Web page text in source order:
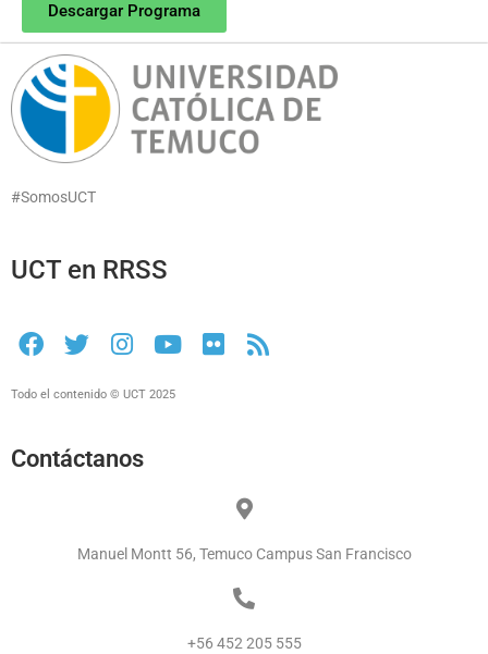
Descargar Programa
#SomosUCT
UCT en RRSS
Todo el contenido © UCT 2025
Contáctanos
Manuel Montt 56, Temuco Campus San Francisco
+56 452 205 555